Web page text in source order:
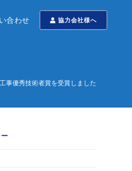
協力会社様へ
合わせ
事優秀技術者賞を受賞しました